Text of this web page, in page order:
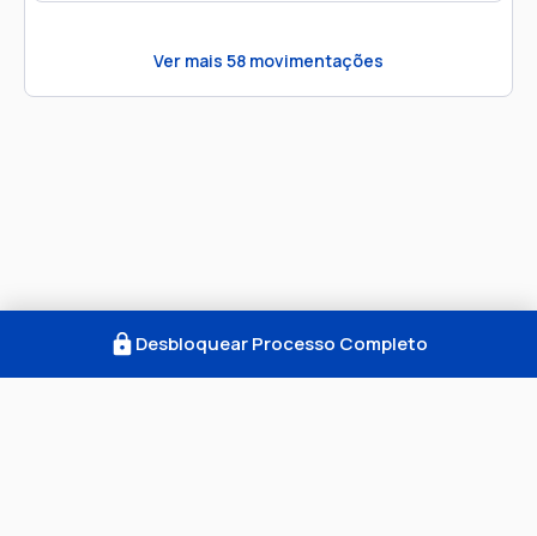
Ver mais 58 movimentações
Desbloquear Processo Completo